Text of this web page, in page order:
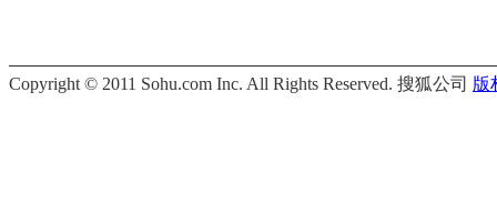
Copyright © 2011 Sohu.com Inc. All Rights Reserved. 搜狐公司 版